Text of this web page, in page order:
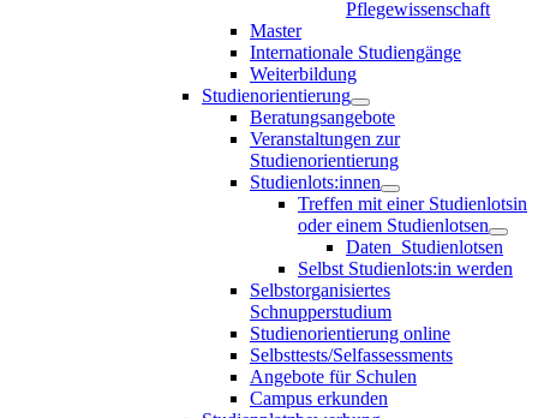
Pflegewissenschaft
Master
Internationale Studiengänge
Weiterbildung
Studienorientierung
Beratungsangebote
Veranstaltungen zur
Studienorientierung
Studienlots:innen
Treffen mit einer Studienlotsin
oder einem Studienlotsen
Daten_Studienlotsen
Selbst Studienlots:in werden
Selbstorganisiertes
Schnupperstudium
Studienorientierung online
Selbsttests/Selfassessments
Angebote für Schulen
Campus erkunden